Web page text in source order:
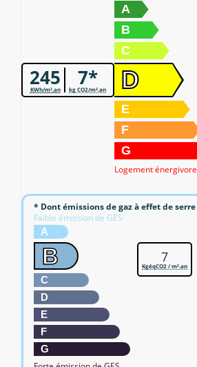
245
KWh/m².an 7*
kg CO2/m².an
A
B
C
D
E
F
G
Logement énergivore
* Dont émissions de gaz à effet de serre
Faible émission de GES
A
B
C
D
E
F
G
7
KgéqCO2 / m².an